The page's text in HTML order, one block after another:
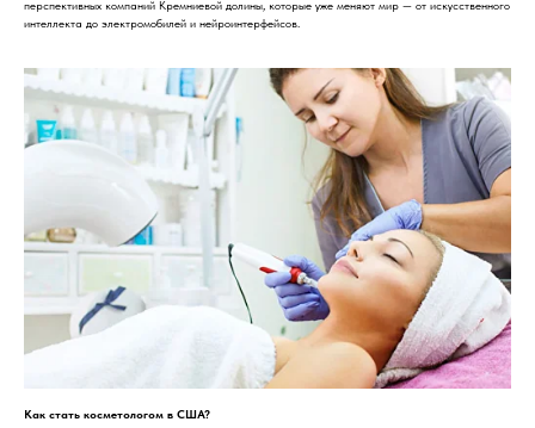
перспективных компаний Кремниевой долины, которые уже меняют мир — от искусственного
интеллекта до электромобилей и нейроинтерфейсов.
Как стать косметологом в США?